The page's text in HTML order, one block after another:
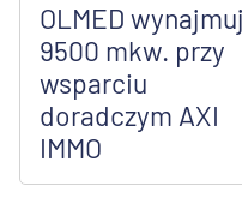
OLMED
9500 mkw. przy
wsparciu
doradczym AXI
IMMO